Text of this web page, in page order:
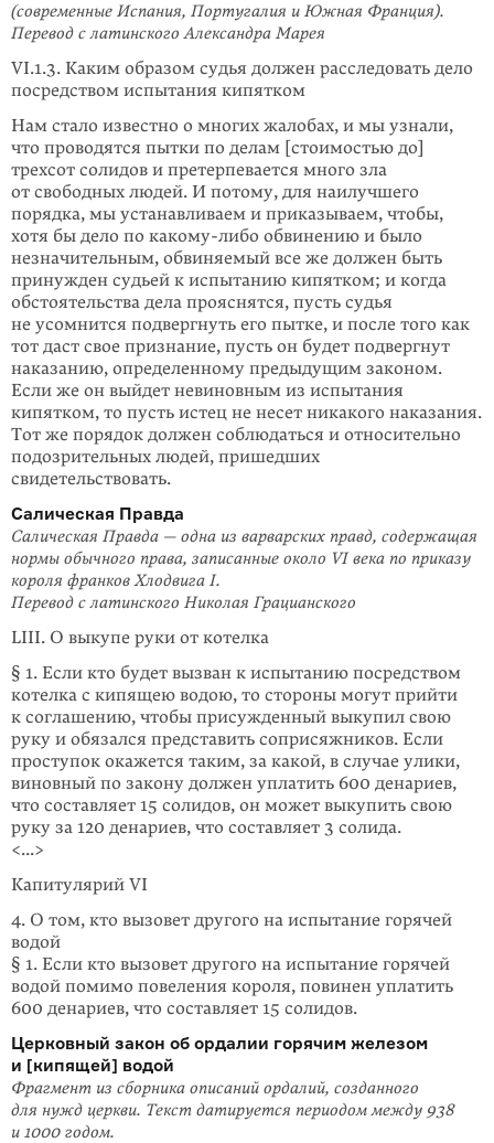
(современные Испания, Португалия и Южная Франция).
Перевод с латинского Александра Марея
VI.1.3. Каким образом судья должен расследовать дело
посредством испытания кипятком
Нам стало известно о многих жалобах, и мы узнали,
что проводятся пытки по делам [стоимостью до]
трехсот солидов и претерпевается много зла
от свободных людей. И потому, для наилучшего
порядка, мы устанавливаем и приказываем, чтобы,
хотя бы дело по какому-либо обвинению и было
незначительным, обвиняемый все же должен быть
принужден судьей к испытанию кипятком; и когда
обстоятельства дела прояснятся, пусть судья
не усомнится подвергнуть его пытке, и после того как
тот даст свое признание, пусть он будет подвергнут
наказанию, определенному предыдущим законом.
Если же он выйдет невиновным из испытания
кипятком, то пусть истец не несет никакого наказания.
Тот же порядок должен соблюдаться и относительно
подозрительных людей, пришедших
свидетельствовать.
Салическая Правда
Салическая Правда — одна из варварских правд, содержащая
нормы обычного права, записанные около VI века по приказу
короля франков Хлодвига I.
Перевод с латинского Николая Грацианского
LIII. О выкупе руки от котелка
§ 1. Если кто будет вызван к испытанию посредством
котелка с кипящею водою, то стороны могут прийти
к соглашению, чтобы присужденный выкупил свою
руку и обязался представить соприсяжников. Если
проступок окажется таким, за какой, в случае улики,
виновный по закону должен уплатить 600 денариев,
что составляет 15 солидов, он может выкупить свою
руку за 120 денариев, что составляет 3 солида.
<...>
Капитулярий VI
4. О том, кто вызовет другого на испытание горячей
водой
§ 1. Если кто вызовет другого на испытание горячей
водой помимо повеления короля, повинен уплатить
600 денариев, что составляет 15 солидов.
Церковный закон об ордалии горячим железом
и [кипящей] водой
Фрагмент из сборника описаний ордалий, созданного
для нужд церкви. Текст датируется периодом между 938
и 1000 годом.